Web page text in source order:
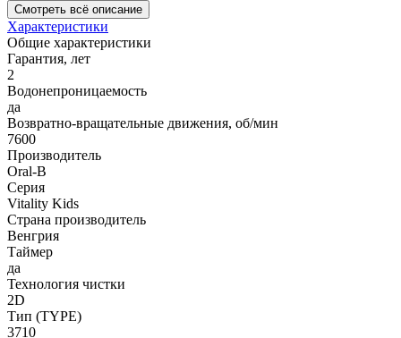
Смотреть всё описание
Характеристики
Общие характеристики
Гарантия, лет
2
Водонепроницаемость
да
Возвратно-вращательные движения, об/мин
7600
Производитель
Oral-B
Серия
Vitality Kids
Страна производитель
Венгрия
Таймер
да
Технология чистки
2D
Тип (TYPE)
3710